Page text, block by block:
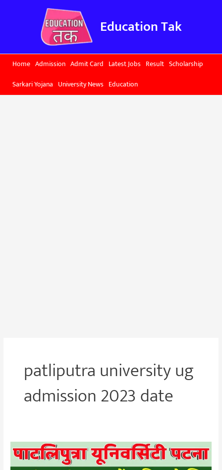
Education Tak
Home Admission Admit Card Latest Jobs Result Scholarship
Sarkari Yojana University News Education
patliputra university ug
admission 2023 date
Patliputra
University